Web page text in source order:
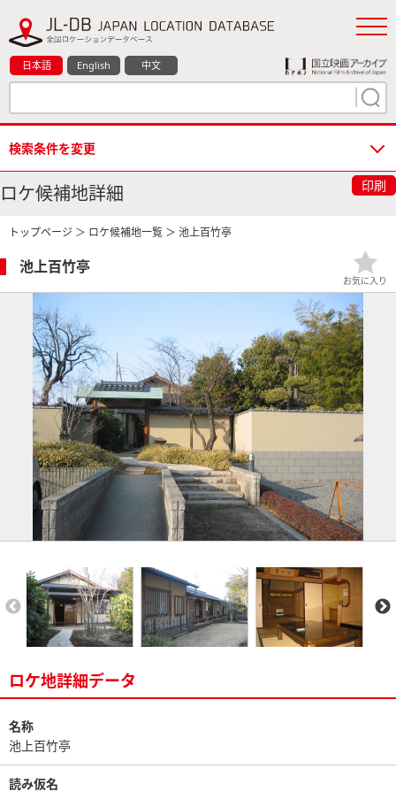
日本語 English 中文
検索条件を変更
ロケ候補地詳細 印刷
トップページ ＞ ロケ候補地一覧 ＞ 池上百竹亭
池上百竹亭
お気に入り
ロケ地詳細データ
名称
池上百竹亭
読み仮名